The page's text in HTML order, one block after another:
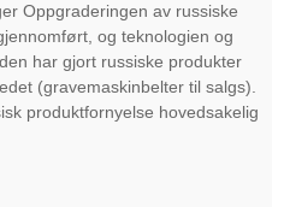
Oppgraderingen av russiske
og teknologien og
har gjort russiske produkter
(gravemaskinbelter til salgs).
produktfornyelse hovedsakelig